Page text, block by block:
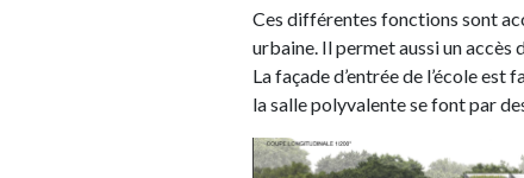
Ces différentes fonctions sont
urbaine. Il permet aussi un accès
La façade d’entrée de l’école est
la salle polyvalente se font par